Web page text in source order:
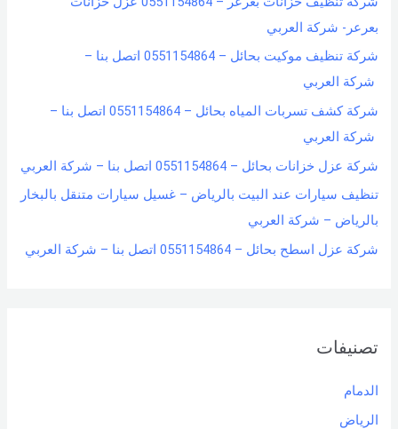
بعرعر- شركة العربي
شركة تنظيف موكيت بحائل – 0551154864 اتصل بنا –
شركة العربي
شركة كشف تسربات المياه بحائل – 0551154864 اتصل بنا –
شركة العربي
شركة عزل خزانات بحائل – 0551154864 اتصل بنا – شركة العربي
تنظيف سيارات عند البيت بالرياض – غسيل سيارات متنقل بالبخار
بالرياض – شركة العربي
شركة عزل اسطح بحائل – 0551154864 اتصل بنا – شركة العربي
تصنيفات
الدمام
الرياض